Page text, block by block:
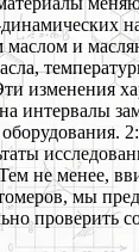
маслом и
изменения
интервалы
не менее,
мы
проверить